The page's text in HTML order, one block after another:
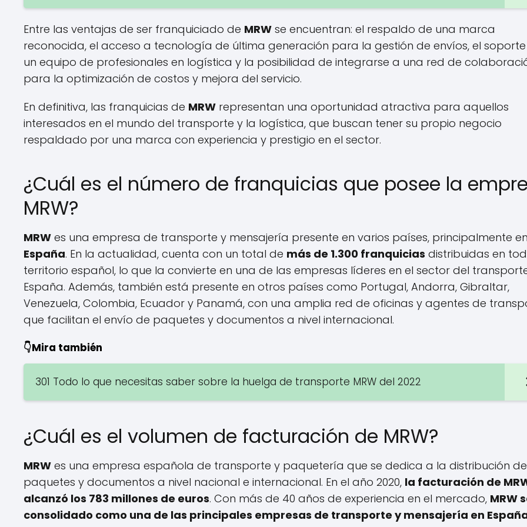
Entre las ventajas de ser franquiciado de MRW se encuentran: el respaldo de una marca
reconocida, el acceso a tecnología de última generación para la gestión de envíos, el
un equipo de profesionales en logística y la posibilidad de integrarse a una red de
para la optimización de costos y mejora del servicio.
En definitiva, las franquicias de MRW representan una oportunidad atractiva para aquellos
interesados en el mundo del transporte y la logística, que buscan tener su propio negocio
respaldado por una marca con experiencia y prestigio en el sector.
¿Cuál es el número de franquicias que posee la
MRW?
MRW es una empresa de transporte y mensajería presente en varios países, principalmente en
España. En la actualidad, cuenta con un total de más de 1.300 franquicias distribuidas en
territorio español, lo que la convierte en una de las empresas líderes en el sector del
España. Además, también está presente en otros países como Portugal, Andorra, Gibraltar,
Venezuela, Colombia, Ecuador y Panamá, con una amplia red de oficinas y agentes de
que facilitan el envío de paquetes y documentos a nivel internacional.
👇Mira también
301 Todo lo que necesitas saber sobre la huelga de transporte MRW del 2022
¿Cuál es el volumen de facturación de MRW?
MRW es una empresa española de transporte y paquetería que se dedica a la distribución de
paquetes y documentos a nivel nacional e internacional. En el año 2020, la facturación de
alcanzó los 783 millones de euros. Con más de 40 años de experiencia en el mercado, MRW
consolidado como una de las principales empresas de transporte y mensajería en